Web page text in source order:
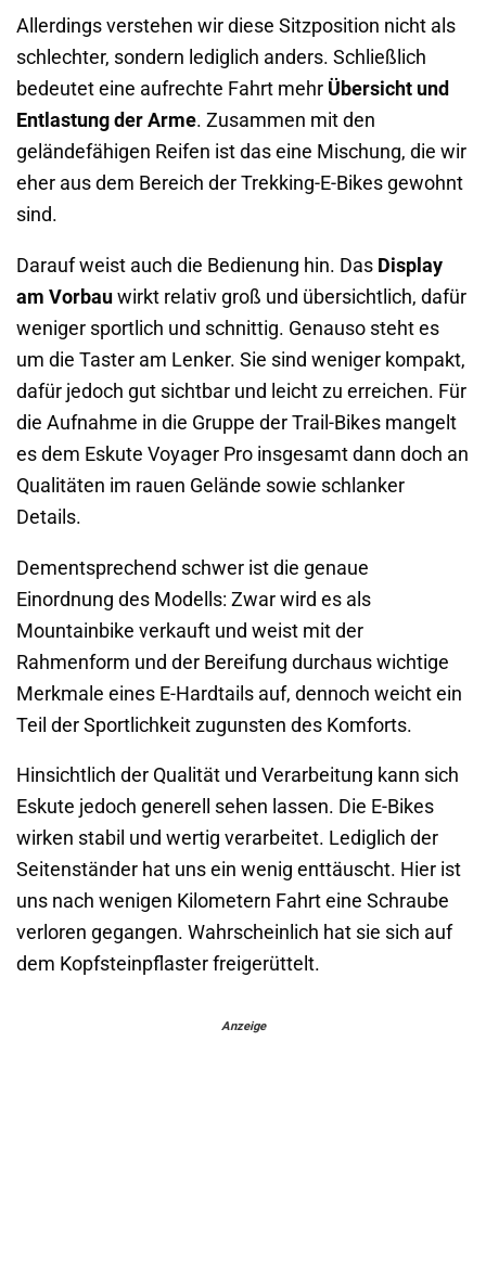
Allerdings verstehen wir diese Sitzposition nicht als
schlechter, sondern lediglich anders. Schließlich
bedeutet eine aufrechte Fahrt mehr Übersicht und
Entlastung der Arme. Zusammen mit den
geländefähigen Reifen ist das eine Mischung, die wir
eher aus dem Bereich der Trekking-E-Bikes gewohnt
sind.
Darauf weist auch die Bedienung hin. Das Display
am Vorbau wirkt relativ groß und übersichtlich, dafür
weniger sportlich und schnittig. Genauso steht es
um die Taster am Lenker. Sie sind weniger kompakt,
dafür jedoch gut sichtbar und leicht zu erreichen. Für
die Aufnahme in die Gruppe der Trail-Bikes mangelt
es dem Eskute Voyager Pro insgesamt dann doch an
Qualitäten im rauen Gelände sowie schlanker
Details.
Dementsprechend schwer ist die genaue
Einordnung des Modells: Zwar wird es als
Mountainbike verkauft und weist mit der
Rahmenform und der Bereifung durchaus wichtige
Merkmale eines E-Hardtails auf, dennoch weicht ein
Teil der Sportlichkeit zugunsten des Komforts.
Hinsichtlich der Qualität und Verarbeitung kann sich
Eskute jedoch generell sehen lassen. Die E-Bikes
wirken stabil und wertig verarbeitet. Lediglich der
Seitenständer hat uns ein wenig enttäuscht. Hier ist
uns nach wenigen Kilometern Fahrt eine Schraube
verloren gegangen. Wahrscheinlich hat sie sich auf
dem Kopfsteinpflaster freigerüttelt.
Anzeige